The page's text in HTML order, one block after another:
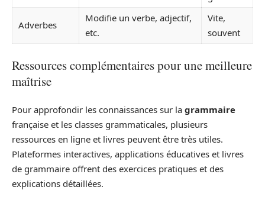
Adverbes
Modifie un verbe, adjectif,
etc.
Vite,
souvent
Ressources complémentaires pour une meilleure
maîtrise
Pour approfondir les connaissances sur la grammaire
française et les classes grammaticales, plusieurs
ressources en ligne et livres peuvent être très utiles.
Plateformes interactives, applications éducatives et livres
de grammaire offrent des exercices pratiques et des
explications détaillées.